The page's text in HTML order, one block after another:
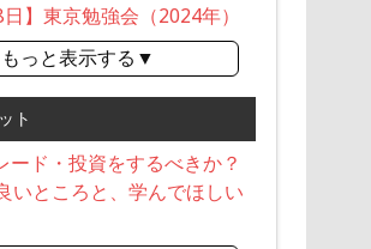
日】東京勉強会（2024年）
もっと表示する▼
ト
ード・投資をするべきか？
いところと、学んでほしい